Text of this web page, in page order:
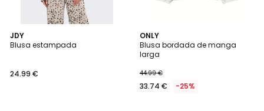
JDY
Blusa estampada
24.99 €
4
/
2
Colores
ONLY
Blusa bordada de manga
larga
44.99 €
33.74 € -25%
5
/
5
2
Colores